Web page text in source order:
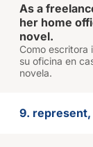
As a
her home
novel.
Como escritora
su oficina en
novela.
9. represent,